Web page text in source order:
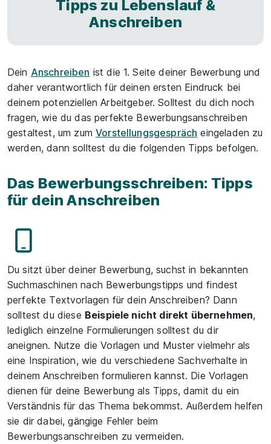
Tipps zu Lebenslauf &
Anschreiben
Dein Anschreiben ist die 1. Seite deiner Bewerbung und
daher verantwortlich für deinen ersten Eindruck bei
deinem potenziellen Arbeitgeber. Solltest du dich noch
fragen, wie du das perfekte Bewerbungsanschreiben
gestaltest, um zumVorstellungsgespräch eingeladen zu
werden, dann solltest du die folgenden Tipps befolgen.
Das Bewerbungsschreiben: Tipps
für dein Anschreiben
Du sitzt über deiner Bewerbung, suchst in bekannten
Suchmaschinen nach Bewerbungstipps und findest
perfekte Textvorlagen für dein Anschreiben? Dann
solltest du diese Beispiele nicht direkt übernehmen,
lediglich einzelne Formulierungen solltest du dir
aneignen. Nutze die Vorlagen und Muster vielmehr als
eine Inspiration, wie du verschiedene Sachverhalte in
deinem Anschreiben formulieren kannst. Die Vorlagen
dienen für deine Bewerbung als Tipps, damit du ein
Verständnis für das Thema bekommst. Außerdem helfen
sie dir dabei, gängige Fehler beim
Bewerbungsanschreiben zu vermeiden.